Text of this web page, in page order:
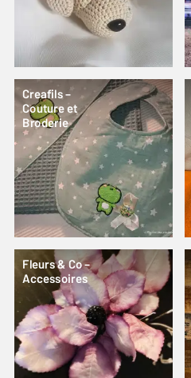
Creafils –
Couture et
Broderie
Fleurs & Co –
Accessoires